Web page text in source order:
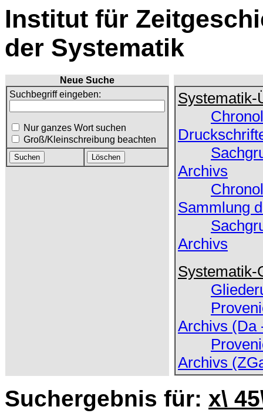
Institut für
der Systematik
Neue Suche
Suchbegriff eingeben:
Nur ganzes Wort suchen
Groß/Kleinschreibung beachten
Systematik-
Archivs
Sammlung
Archivs
Systematik-
Archivs (Da
Archivs
Suchergebnis für: x\